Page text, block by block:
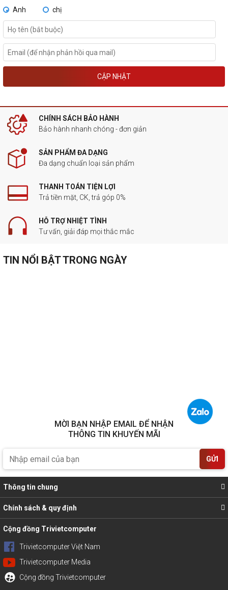
Anh chị
CẬP NHẬT
CHÍNH SÁCH BẢO HÀNH
Bảo hành nhanh chóng - đơn giản
SẢN PHẨM ĐA DẠNG
Đa dạng chuẩn loại sản phẩm
THANH TOÁN TIỆN LỢI
Trả tiền mặt, CK, trả góp 0%
HỖ TRỢ NHIỆT TÌNH
Tư vấn, giải đáp mọi thắc mắc
TIN NỔI BẬT TRONG NGÀY
MỜI BẠN NHẬP EMAIL ĐỂ NHẬN
THÔNG TIN KHUYẾN MÃI
GỬI
Thông tin chung
Chính sách & quy định
Cộng đồng Trivietcomputer
Trivietcomputer Việt Nam
Trivietcomputer Media
Cộng đồng Trivietcomputer